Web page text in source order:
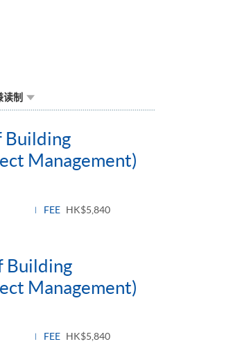
读制
Building
Management)
FEE HK$5,840
Building
Management)
FEE HK$5,840